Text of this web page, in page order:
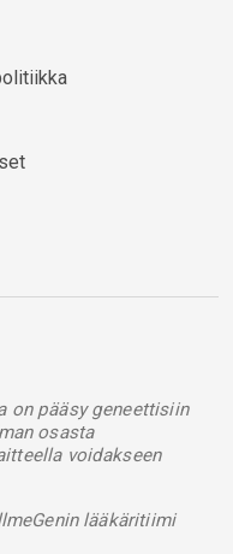
on pääsy geneettisiin
osasta
voidakseen
lääkäritiimi